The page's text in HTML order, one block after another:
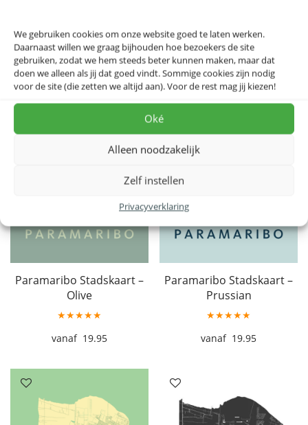
We gebruiken cookies om onze website goed te laten werken.
Daarnaast willen we graag bijhouden hoe bezoekers de site
gebruiken, zodat we hem steeds beter kunnen maken, maar dat
doen we alleen als jij dat goed vindt. Sommige cookies zijn nodig
voor de site (die zetten we altijd aan). Voor de rest mag jij kiezen!
Oké
Alleen noodzakelijk
Zelf instellen
Privacyverklaring
19.95
19.95
Paramaribo Stadskaart –
Olive
★★★★★
19.95
Paramaribo Stadskaart –
Prussian
★★★★★
19.95